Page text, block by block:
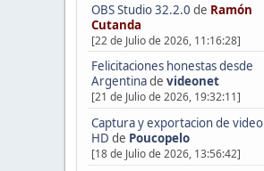
OBS Studio 32.2.0 de Ramón
Cutanda
[22 de Julio de 2026, 11:16:28]
Felicitaciones honestas desde
Argentinade videonet
[21 de Julio de 2026, 19:32:11]
Captura y exportacion de video
HD de Poucopelo
[18 de Julio de 2026, 13:56:42]